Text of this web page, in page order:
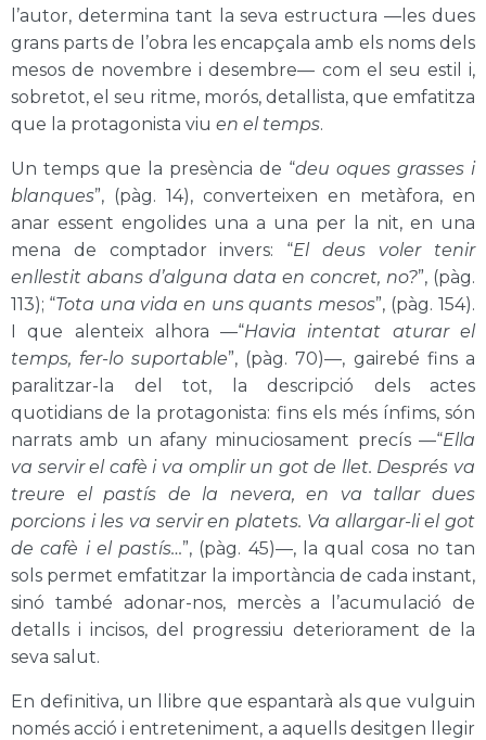
l’autor, determina tant la seva estructura —les dues
grans parts de l’obra les encapçala amb els noms dels
mesos de novembre i desembre— com el seu estil i,
sobretot, el seu ritme, morós, detallista, que emfatitza
que la protagonista viu en el temps.
Un temps que la presència de “deu oques grasses i
blanques”, (pàg. 14), converteixen en metàfora, en
anar essent engolides una a una per la nit, en una
mena de comptador invers: “El deus voler tenir
enllestit abans d’alguna data en concret, no?”, (pàg.
113); “Tota una vida en uns quants mesos”, (pàg. 154).
I que alenteix alhora —“Havia intentat aturar el
temps, fer-lo suportable”, (pàg. 70)—, gairebé fins a
paralitzar-la del tot, la descripció dels actes
quotidians de la protagonista: fins els més ínfims, són
narrats amb un afany minuciosament precís —“Ella
va servir el cafè i va omplir un got de llet. Després va
treure el pastís de la nevera, en va tallar dues
porcions i les va servir en platets. Va allargar-li el got
de cafè i el pastís…”, (pàg. 45)—, la qual cosa no tan
sols permet emfatitzar la importància de cada instant,
sinó també adonar-nos, mercès a l’acumulació de
detalls i incisos, del progressiu deteriorament de la
seva salut.
En definitiva, un llibre que espantarà als que vulguin
només acció i entreteniment, a aquells desitgen llegir